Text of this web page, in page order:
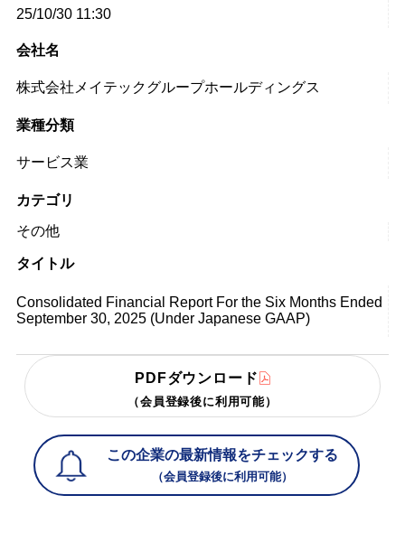
25/10/30 11:30
会社名
株式会社メイテックグループホールディングス
業種分類
サービス業
カテゴリ
その他
タイトル
Consolidated Financial Report For the Six Months Ended
September 30, 2025 (Under Japanese GAAP)
PDFダウンロード
（会員登録後に利用可能）
この企業の最新情報をチェックする
（会員登録後に利用可能）